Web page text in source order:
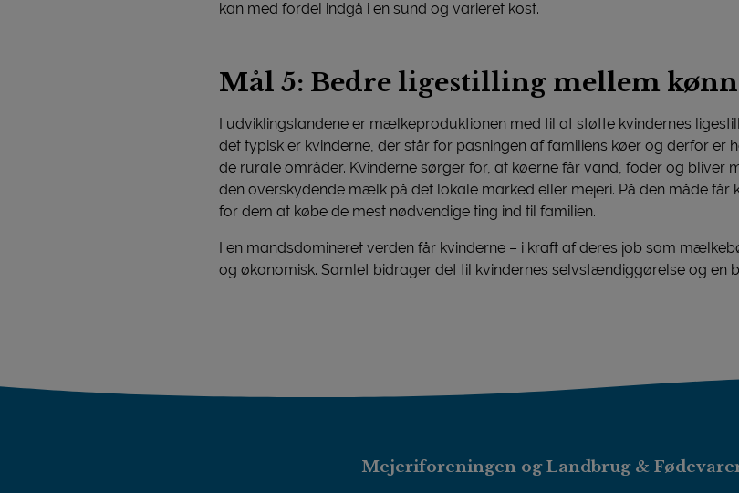
kan med fordel indgå i en sund og varieret kost.
Mål 5: Bedre ligestilling mellem
I udviklingslandene er mælkeproduktionen med til at støtte kvindernes
det typisk er kvinderne, der står for pasningen af familiens køer og derfor
de rurale områder. Kvinderne sørger for, at køerne får vand, foder og bliver
den overskydende mælk på det lokale marked eller mejeri. På den måde
for dem at købe de mest nødvendige ting ind til familien.
I en mandsdomineret verden får kvinderne – i kraft af deres job som
og økonomisk. Samlet bidrager det til kvindernes selvstændiggørelse og en
Mejeriforeningen og Landbrug &